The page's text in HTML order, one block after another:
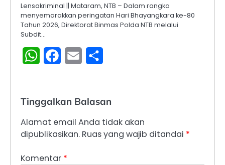
Lensakriminal || Mataram, NTB – Dalam rangka
menyemarakkan peringatan Hari Bhayangkara ke-80
Tahun 2026, Direktorat Binmas Polda NTB melalui
Subdit…
WhatsAppFacebook
Email
Tinggalkan Balasan
Alamat email Anda tidak akan
dipublikasikan. Ruas yang wajib ditandai *
Komentar *